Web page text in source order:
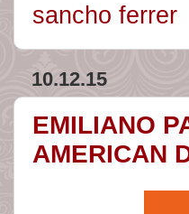
sancho ferrer
10.12.15
EMILIANO
AMERICAN